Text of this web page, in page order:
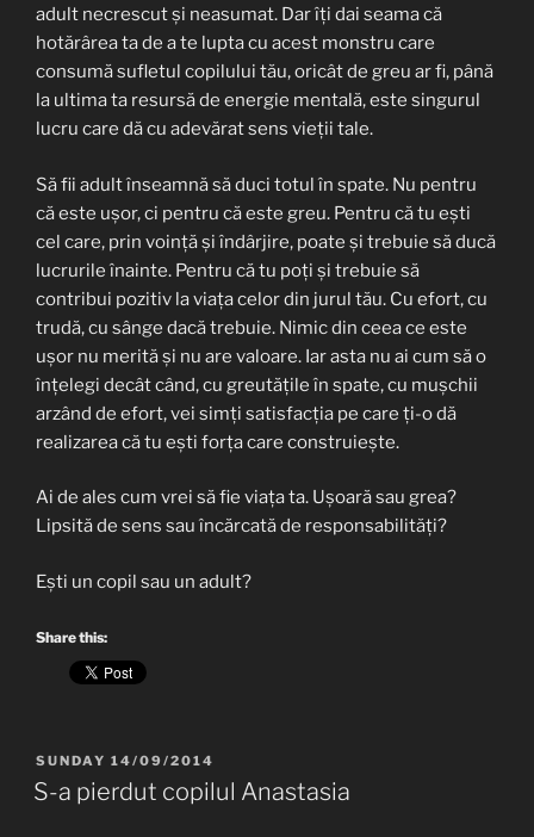
adult necrescut și neasumat. Dar îți dai seama că
hotărârea ta de a te lupta cu acest monstru care
consumă sufletul copilului tău, oricât de greu ar fi, până
la ultima ta resursă de energie mentală, este singurul
lucru care dă cu adevărat sens vieții tale.
Să fii adult înseamnă să duci totul în spate. Nu pentru
că este ușor, ci pentru că este greu. Pentru că tu ești
cel care, prin voință și îndârjire, poate și trebuie să ducă
lucrurile înainte. Pentru că tu poți și trebuie să
contribui pozitiv la viața celor din jurul tău. Cu efort, cu
trudă, cu sânge dacă trebuie. Nimic din ceea ce este
ușor nu merită și nu are valoare. Iar asta nu ai cum să o
înțelegi decât când, cu greutățile în spate, cu mușchii
arzând de efort, vei simți satisfacția pe care ți-o dă
realizarea că tu ești forța care construiește.
Ai de ales cum vrei să fie viața ta. Ușoară sau grea?
Lipsită de sens sau încărcată de responsabilități?
Ești un copil sau un adult?
Share this:
POSTED
ON
SUNDAY 14/09/2014
S-a pierdut copilul Anastasia